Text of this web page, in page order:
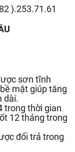
).253.71.61
sơn tĩnh
mặt giúp tăng
dài.
trong thời gian
12 tháng trong
đổi trả trong